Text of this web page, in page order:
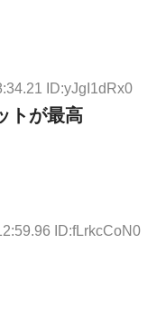
ID:yJgI1dRx0
トが最高
ID:fLrkcCoN0